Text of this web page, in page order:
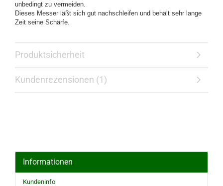
unbedingt zu vermeiden.
Dieses Messer läßt sich gut nachschleifen und behält sehr lange
Zeit seine Schärfe.
Produktsicherheit
Kundenrezensionen (1)
Informationen
Kundeninfo